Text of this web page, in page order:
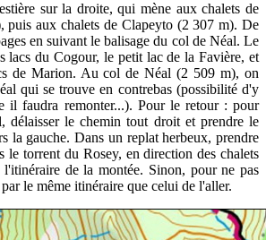
sur la droite, qui mène aux chalets de
aux chalets de Clapeyto (2 307 m). De
en suivant le balisage du col de Néal. Le
lacs du Cogour, le petit lac de la Favière, et
de Marion. Au col de Néal (2 509 m), on
qui se trouve en contrebas (possibilité d'y
il faudra remonter...). Pour le retour : pour
délaisser le chemin tout droit et prendre le
la gauche. Dans un replat herbeux, prendre
le torrent du Rosey, en direction des chalets
de la montée. Sinon, pour ne pas
le même itinéraire que celui de l'aller.